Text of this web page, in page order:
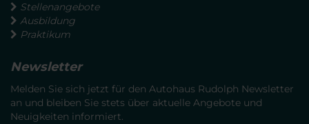
Stellenangebote
Ausbildung
Praktikum
Newsletter
Melden Sie sich jetzt für den Autohaus Rudolph Newsletter
an und bleiben Sie stets über aktuelle Angebote und
Neuigkeiten informiert.